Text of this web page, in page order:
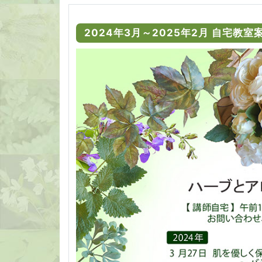
2024年3月～2025年2月 自宅教室